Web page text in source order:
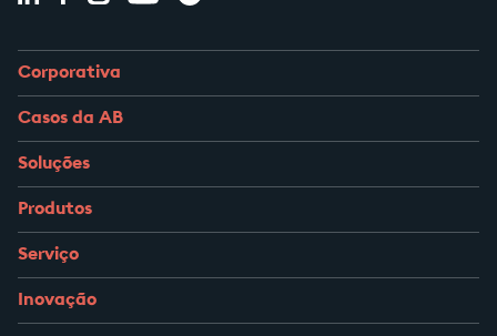
Corporativa
Casos da AB
Soluções
Produtos
Serviço
Inovação